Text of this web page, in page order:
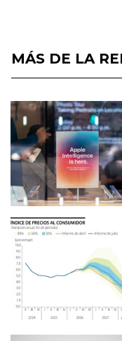
MÁS DE LA